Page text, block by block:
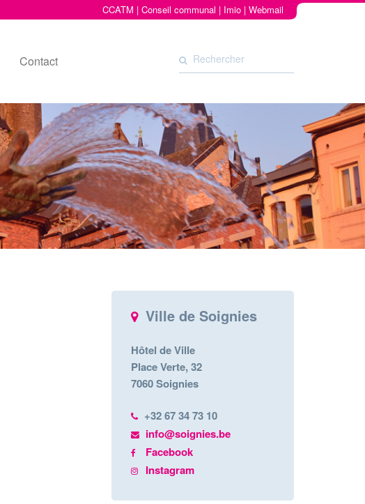
CCATM | Conseil communal | Imio | Webmail
Contact
Ville de Soignies
Hôtel de Ville
Place Verte, 32
7060 Soignies
+32 67 34 73 10
info@soignies.be
Facebook
Instagram